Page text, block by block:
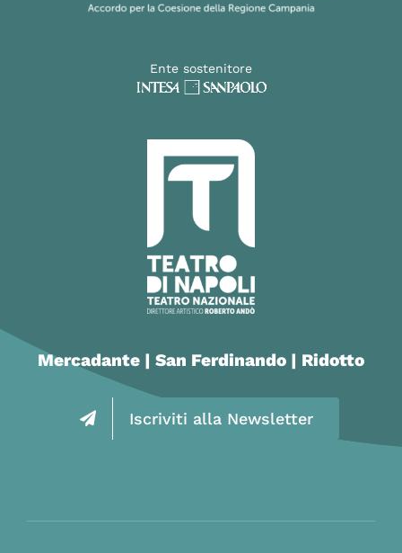
Ente sostenitore
Mercadante | San Ferdinando | Ridotto
Iscriviti alla Newsletter